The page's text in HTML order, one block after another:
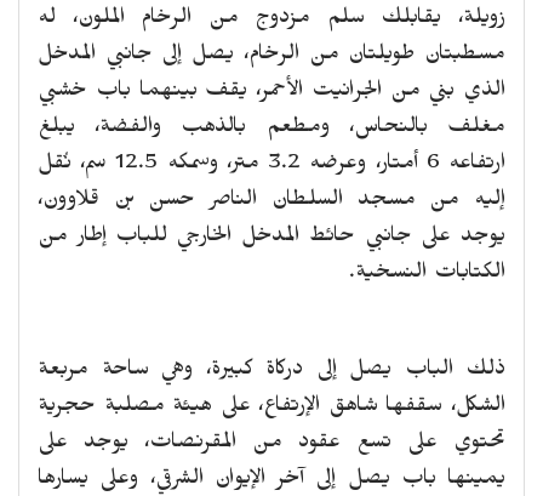
زويلة، يقابلك سلم مزدوج من الرخام الملون، له
مسطبتان طويلتان من الرخام، يصل إلى جانبي المدخل
الذي بني من الجرانيت الأحمر، يقف بينهما باب خشبي
مغلف بالنحاس، ومطعم بالذهب والفضة، يبلغ
ارتفاعه 6 أمتار، وعرضه 3.2 متر، وسمكه 12.5 سم، نُقل
إليه من مسجد السلطان الناصر حسن بن قلاوون،
يوجد على جانبي حائط المدخل الخارجي للباب إطار من
الكتابات النسخية.
ذلك الباب يصل إلى دركاة كبيرة، وهي ساحة مربعة
الشكل، سقفها شاهق الإرتفاع، على هيئة مصلبة حجرية
تحتوي على تسع عقود من المقرنصات، يوجد على
يمينها باب يصل إلى آخر الإيوان الشرقي، وعلى يسارها